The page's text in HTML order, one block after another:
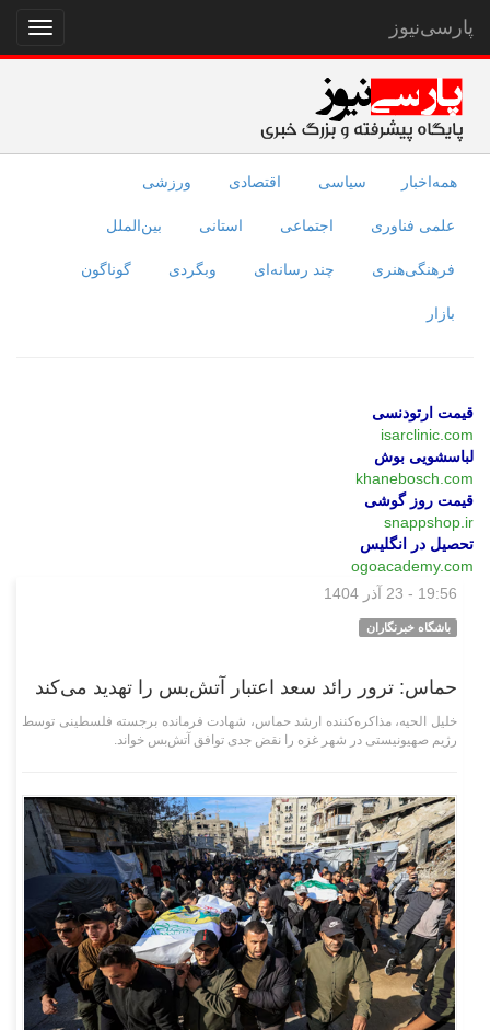
نمایش
منو
پارسی‌نیوز
همه‌اخبار سیاسی اقتصادی ورزشی
علمی فناوری اجتماعی استانی بین‌الملل
فرهنگی‌هنری چند رسانه‌ای وبگردی گوناگون
بازار
قیمت ارتودنسی
isarclinic.com
لباسشویی بوش
khanebosch.com
قیمت روز گوشی
snappshop.ir
تحصیل در انگلیس
ogoacademy.com
19:56 - 23 آذر 1404
باشگاه خبرنگاران
حماس: ترور رائد سعد اعتبار آتش‌بس را تهدید می‌کند
خلیل الحیه، مذاکره‌کننده ارشد حماس، شهادت فرمانده برجسته فلسطینی توسط
رژیم صهیونیستی در شهر غزه را نقض جدی توافق آتش‌بس خواند.